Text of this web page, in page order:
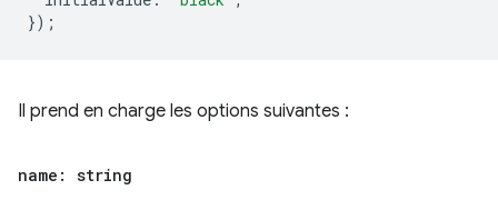
});
Il prend en charge les options suivantes :
name: string